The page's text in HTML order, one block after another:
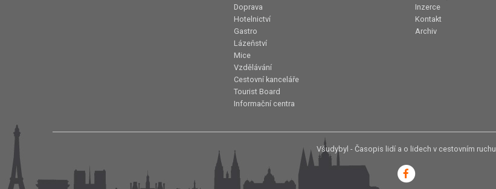
Doprava
Hotelnictví
Gastro
Lázeňství
Mice
Vzdělávání
Cestovní kanceláře
Tourist Board
Informační centra
Inzerce
Kontakt
Archiv
Všudybyl - Časopis lidí a o lidech v cestovním ruchu